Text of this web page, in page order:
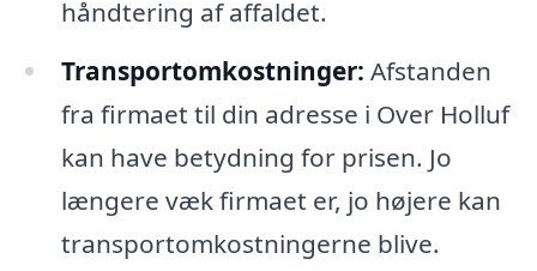
håndtering af affaldet.
Transportomkostninger: Afstanden
fra firmaet til din adresse i Over Holluf
kan have betydning for prisen. Jo
længere væk firmaet er, jo højere kan
transportomkostningerne blive.